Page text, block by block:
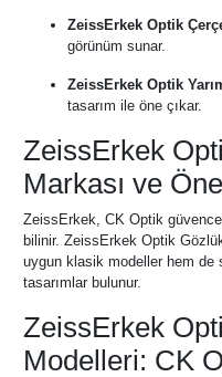
ZeissErkek Optik
görünüm sunar.
ZeissErkek Optik
tasarım ile öne çıkar.
ZeissErkek
Markası ve
ZeissErkek, CK Optik
bilinir. ZeissErkek Optik
uygun klasik modeller hem de
tasarımlar bulunur.
ZeissErkek
Modelleri: CK